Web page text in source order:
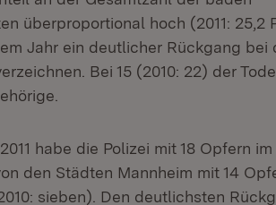
überproportional hoch (2011: 25,2
Jahr ein deutlicher Rückgang bei
Bei 15 (2010: 22) der
habe die Polizei mit 18 Opfern
den Städten Mannheim mit 14
sieben). Den deutlichsten